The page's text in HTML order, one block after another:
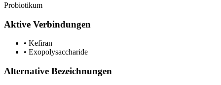
Probiotikum
Aktive Verbindungen
• Kefiran
• Exopolysaccharide
Alternative Bezeichnungen